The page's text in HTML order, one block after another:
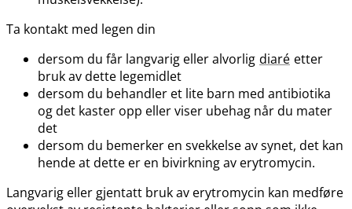
Ta kontakt med legen din
dersom du får langvarig eller alvorlig diaré etter
bruk av dette legemidlet
dersom du behandler et lite barn med antibiotika
og det kaster opp eller viser ubehag når du mater
det
dersom du bemerker en svekkelse av synet, det kan
hende at dette er en bivirkning av erytromycin.
Langvarig eller gjentatt bruk av erytromycin kan medføre